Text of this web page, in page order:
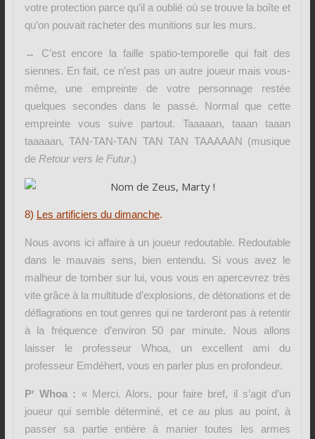
votre protection parce qu’il a oublié où se trouve la boîte et
qu’on pouvait racheter des munitions sur les murs.
→ C’est encore la faille spatio-temporelle qui fait des
siennes. En fait, ce n’est pas un autre joueur mais vous-
même, une empreinte de votre personnage restée
quelques secondes dans le passé. Normal que cette
empreinte vous suive partout. Taaaaan, taaan taaan
taaaaan, TAN-TAN-TAN TAN TAN TAAAAAN (musique
de Retour vers le Futur.)
8) Les artificiers du dimanche.
Nous avons ici affaire à un joueur redoutable. Redoutable
dans le mauvais sens, bien entendu. Si vous avez le
malheur de tomber sur lui, vous vous en apercevrez très
vite grâce à la multitude d’explosions, de détonations et de
déflagrations en tout genres qui ne tarderont pas à retentir
à la fréquence d’environ 50 par minute. Nous allons
laisser le professeur Whoa, un excellent ami du
professeur Emdéhert, vous en parler plus en profondeur.
PrWhoa : « Merci. Alors, pour faire bref, il s’agit d’un
joueur qui semble déterminé, et ce au plus au point, à
passer sa partie entière à manier toutes les armes